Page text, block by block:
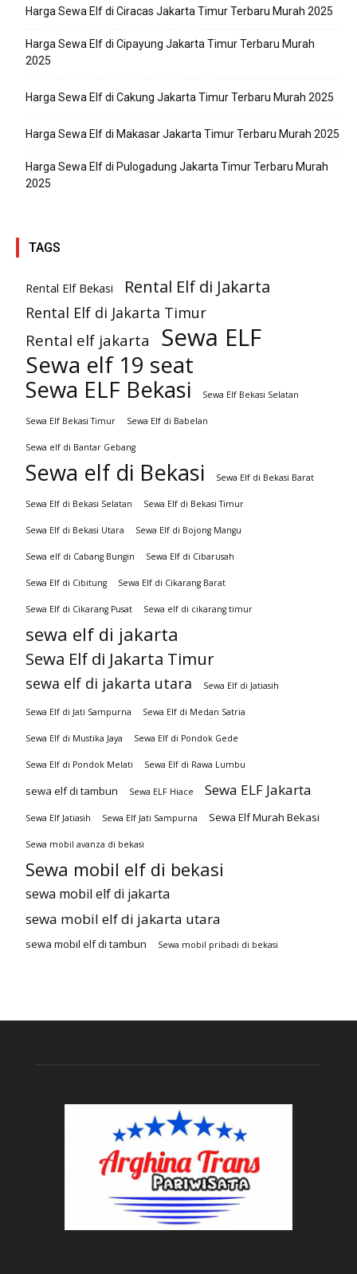
Harga Sewa Elf di Ciracas Jakarta Timur Terbaru Murah 2025
Harga Sewa Elf di Cipayung Jakarta Timur Terbaru Murah
2025
Harga Sewa Elf di Cakung Jakarta Timur Terbaru Murah 2025
Harga Sewa Elf di Makasar Jakarta Timur Terbaru Murah 2025
Harga Sewa Elf di Pulogadung Jakarta Timur Terbaru Murah
2025
TAGS
Rental Elf Bekasi Rental Elf di Jakarta
Rental Elf di Jakarta Timur
Rental elf jakarta Sewa ELF
Sewa elf 19 seat
Sewa ELF Bekasi Sewa Elf Bekasi Selatan
Sewa Elf Bekasi Timur Sewa Elf di Babelan
Sewa elf di Bantar Gebang
Sewa elf di Bekasi Sewa Elf di Bekasi Barat
Sewa Elf di Bekasi Selatan Sewa Elf di Bekasi Timur
Sewa Elf di Bekasi Utara Sewa Elf di Bojong Mangu
Sewa elf di Cabang Bungin Sewa Elf di Cibarusah
Sewa Elf di Cibitung Sewa Elf di Cikarang Barat
Sewa Elf di Cikarang Pusat Sewa elf di cikarang timur
sewa elf di jakarta
Sewa Elf di Jakarta Timur
sewa elf di jakarta utara Sewa Elf di Jatiasih
Sewa Elf di Jati Sampurna Sewa Elf di Medan Satria
Sewa Elf di Mustika Jaya Sewa Elf di Pondok Gede
Sewa Elf di Pondok Melati Sewa Elf di Rawa Lumbu
sewa elf di tambun Sewa ELF Hiace Sewa ELF Jakarta
Sewa Elf Jatiasih Sewa Elf Jati Sampurna Sewa Elf Murah Bekasi
Sewa mobil avanza di bekasi
Sewa mobil elf di bekasi
sewa mobil elf di jakarta
sewa mobil elf di jakarta utara
sewa mobil elf di tambun Sewa mobil pribadi di bekasi